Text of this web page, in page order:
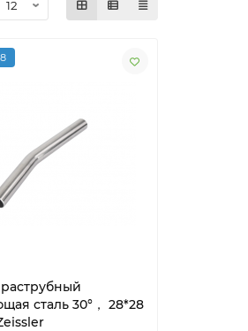
сталь 30°， 28*28